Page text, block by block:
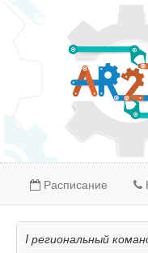
Расписание
I региональный